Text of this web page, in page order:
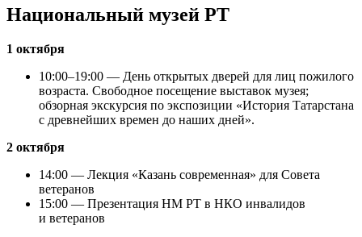
Национальный музей РТ
1 октября
10:00–19:00 — День открытых дверей для лиц пожилого
возраста. Свободное посещение выставок музея;
обзорная экскурсия по экспозиции «История Татарстана
с древнейших времен до наших дней».
2 октября
14:00 — Лекция «Казань современная» для Совета
ветеранов
15:00 — Презентация НМ РТ в НКО инвалидов
и ветеранов